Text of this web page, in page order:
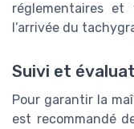
réglementaires et
l’arrivée du
Suivi et
Pour garantir la
est recommandé